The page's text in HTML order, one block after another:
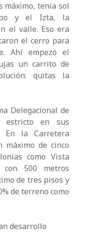
máximo, tenía sol
y el Izta, la
el valle. Eso era
el cerro para
Ahí empezó el
un carrito de
quitas la
Delegacional de
estricto en sus
En la Carretera
máximo de cinco
como Vista
500 metros
de tres pisos y
de terreno como
desarrollo